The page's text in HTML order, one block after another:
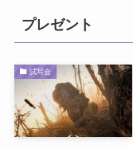
プレゼント
試写会